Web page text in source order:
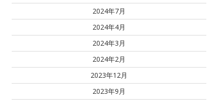
2024年7月
2024年4月
2024年3月
2024年2月
2023年12月
2023年9月